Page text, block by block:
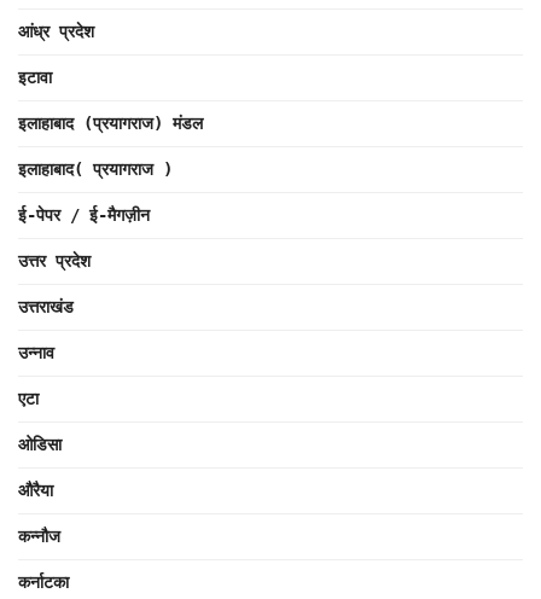
आंध्र प्रदेश
इटावा
इलाहाबाद (प्रयागराज) मंडल
इलाहाबाद( प्रयागराज )
ई-पेपर / ई-मैगज़ीन
उत्तर प्रदेश
उत्तराखंड
उन्नाव
एटा
ओडिसा
औरैया
कन्नौज
कर्नाटका